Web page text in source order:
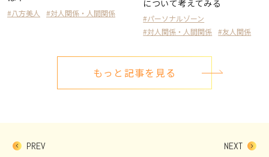
#八方美人 #対人関係・人間関係
について考えてみる
#パーソナルゾーン
#対人関係・人間関係
#友人関係
もっと記事を見る
PREV NEXT